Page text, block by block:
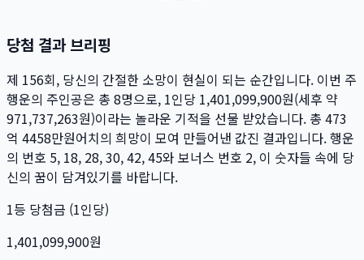
당첨 결과 브리핑
제 156회, 당신의 간절한 소망이 현실이 되는 순간입니다. 이번 주
행운의 주인공은 총 8명으로, 1인당 1,401,099,900원(세후 약
971,737,263원)이라는 놀라운 기적을 선물 받았습니다. 총 473
억 4458만원어치의 희망이 모여 만들어낸 값진 결과입니다. 행운
의 번호 5, 18, 28, 30, 42, 45와 보너스 번호 2, 이 숫자들 속에 당
신의 꿈이 담겨있기를 바랍니다.
1등 당첨금 (1인당)
1,401,099,900원